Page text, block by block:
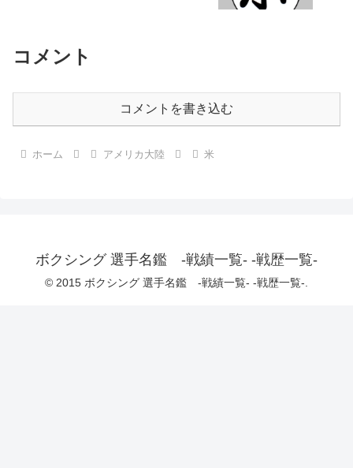
コメント
コメントを書き込む
ホーム アメリカ大陸 米
ボクシング 選手名鑑 -戦績一覧- -戦歴一覧-
© 2015 ボクシング 選手名鑑 -戦績一覧- -戦歴一覧-.